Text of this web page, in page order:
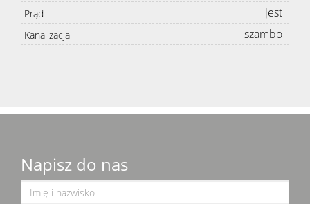
Prąd jest
Kanalizacja szambo
Napisz do nas